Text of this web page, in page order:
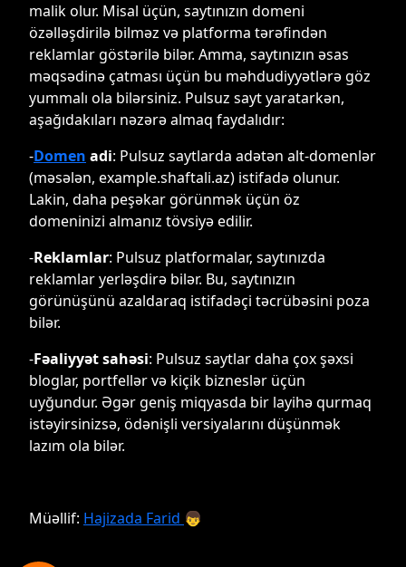
malik olur. Misal üçün, saytınızın domeni
özəlləşdirilə bilməz və platforma tərəfindən
reklamlar göstərilə bilər. Amma, saytınızın əsas
məqsədinə çatması üçün bu məhdudiyyətlərə göz
yummalı ola bilərsiniz. Pulsuz sayt yaratarkən,
aşağıdakıları nəzərə almaq faydalıdır:
-Domen adi: Pulsuz saytlarda adətən alt-domenlər
(məsələn, example.shaftali.az) istifadə olunur.
Lakin, daha peşəkar görünmək üçün öz
domeninizi almanız tövsiyə edilir.
-Reklamlar: Pulsuz platformalar, saytınızda
reklamlar yerləşdirə bilər. Bu, saytınızın
görünüşünü azaldaraq istifadəçi təcrübəsini poza
bilər.
-Fəaliyyət sahəsi: Pulsuz saytlar daha çox şəxsi
bloglar, portfellər və kiçik bizneslər üçün
uyğundur. Əgər geniş miqyasda bir layihə qurmaq
istəyirsinizsə, ödənişli versiyalarını düşünmək
lazım ola bilər.
Müəllif: Hajizada Farid 👦